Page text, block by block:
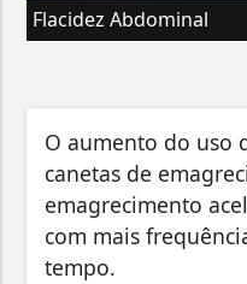
Flacidez Abdominal
O aumento do uso
canetas de
emagrecimento
com mais
tempo.